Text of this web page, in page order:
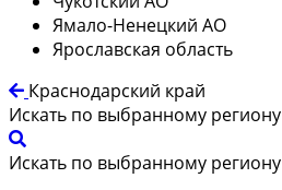
Ямало-Ненецкий АО
Ярославская область
Краснодарский край
Искать по выбранному региону
Искать по выбранному региону